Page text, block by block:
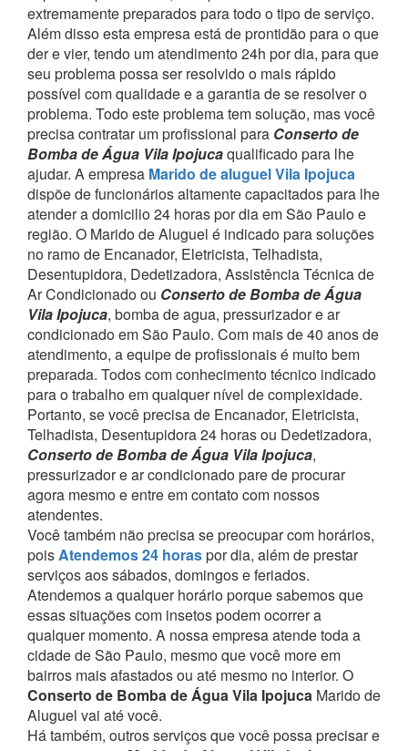
extremamente preparados para todo o tipo de serviço.
Além disso esta empresa está de prontidão para o que
der e vier, tendo um atendimento 24h por dia, para que
seu problema possa ser resolvido o mais rápido
possível com qualidade e a garantia de se resolver o
problema. Todo este problema tem solução, mas você
precisa contratar um profissional para Conserto de
Bomba de Água Vila Ipojucaqualificado para lhe
ajudar. A empresa Marido de aluguel Vila Ipojuca
dispõe de funcionários altamente capacitados para lhe
atender a domicilio 24 horas por dia em São Paulo e
região. O Marido de Aluguel é indicado para soluções
no ramo de Encanador, Eletricista, Telhadista,
Desentupidora, Dedetizadora, Assistência Técnica de
Ar Condicionado ou Conserto de Bomba de Água
Vila Ipojuca, bomba de agua, pressurizador e ar
condicionado em São Paulo. Com mais de 40 anos de
atendimento, a equipe de profissionais é muito bem
preparada. Todos com conhecimento técnico indicado
para o trabalho em qualquer nível de complexidade.
Portanto, se você precisa de Encanador, Eletricista,
Telhadista, Desentupidora 24 horas ou Dedetizadora,
Conserto de Bomba de Água Vila Ipojuca,
pressurizador e ar condicionado pare de procurar
agora mesmo e entre em contato com nossos
atendentes.
Você também não precisa se preocupar com horários,
poisAtendemos 24 horaspor dia, além de prestar
serviços aos sábados, domingos e feriados.
Atendemos a qualquer horário porque sabemos que
essas situações com insetos podem ocorrer a
qualquer momento. A nossa empresa atende toda a
cidade de São Paulo, mesmo que você more em
bairros mais afastados ou até mesmo no interior. O
Conserto de Bomba de Água Vila Ipojuca Marido de
Aluguel vai até você.
Há também, outros serviços que você possa precisar e